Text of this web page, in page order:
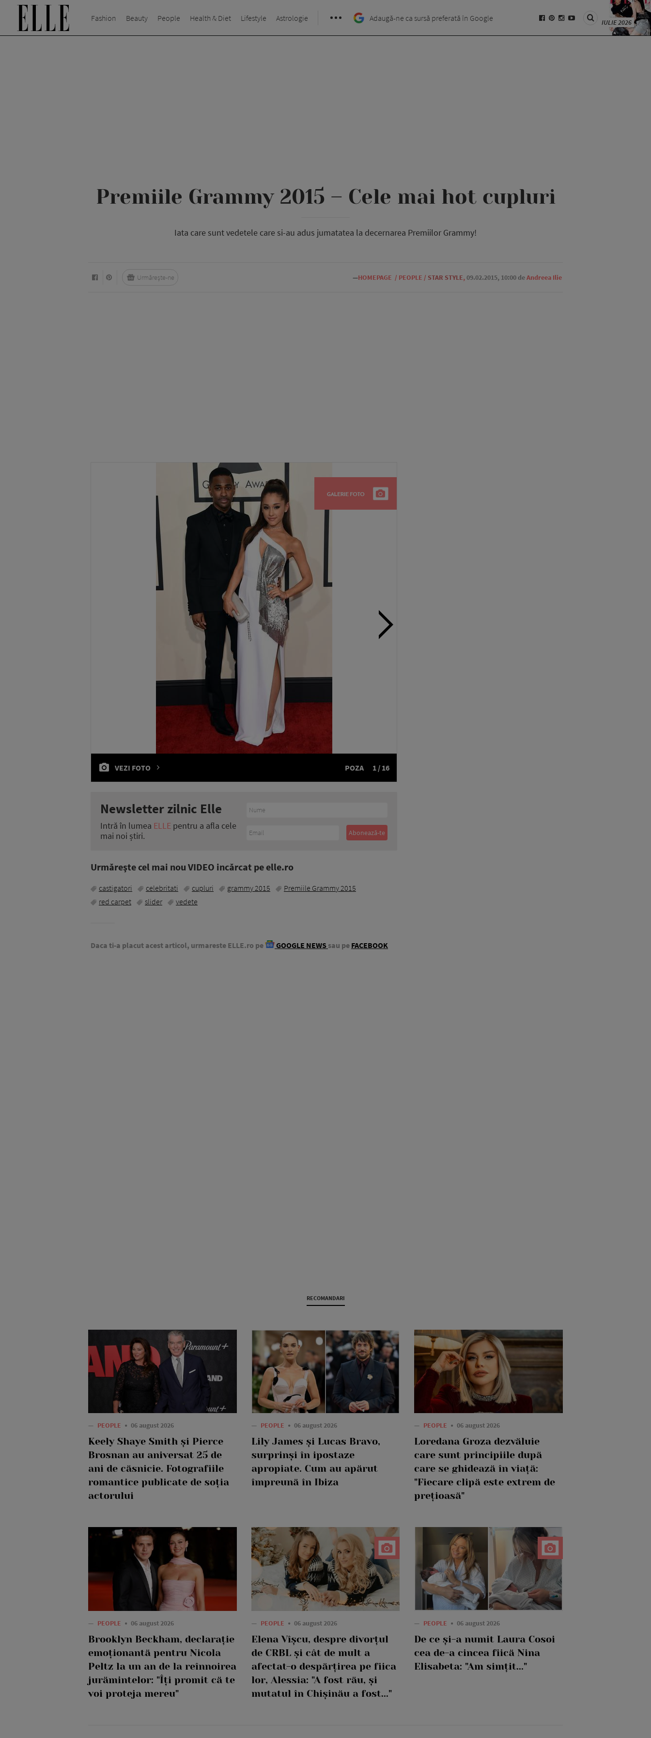
Fashion Beauty People Health & Diet Lifestyle Astrologie Adaugă-ne ca sursă preferată în Google IULIE 2026
Premiile Grammy 2015 – Cele mai hot cupluri
Iata care sunt vedetele care si-au adus jumatatea la decernarea Premiilor Grammy!
—HOMEPAGE / PEOPLE / STAR STYLE,09.02.2015, 10:00 deAndreea Ilie
Urmărește-ne
VEZI FOTO POZA 1 / 16
Newsletter zilnic Elle
Intră în lumea ELLE pentru a afla cele
mai noi știri.
Urmăreşte cel mai nou VIDEO incărcat pe elle.ro
castigatori celebritati cupluri grammy 2015
Premiile Grammy 2015
red carpet
slider vedete
Daca ti-a placut acest articol, urmareste ELLE.ro pe GOOGLE NEWS sau pe FACEBOOK
RECOMANDARI
— PEOPLE 06 august 2026
Keely Shaye Smith și Pierce
Brosnan au aniversat 25 de
ani de căsnicie. Fotografiile
romantice publicate de soția
actorului
— PEOPLE 06 august 2026
Lily James și Lucas Bravo,
surprinși în ipostaze
apropiate. Cum au apărut
împreună în Ibiza
— PEOPLE 06 august 2026
Loredana Groza dezvăluie
care sunt principiile după
care se ghidează în viață:
"Fiecare clipă este extrem de
prețioasă"
— PEOPLE 06 august 2026
Brooklyn Beckham, declarație
emoționantă pentru Nicola
Peltz la un an de la reînnoirea
jurămintelor: "Îți promit că te
voi proteja mereu"
— PEOPLE 06 august 2026
Elena Vîșcu, despre divorțul
de CRBL și cât de mult a
afectat-o despărțirea pe fiica
lor, Alessia: "A fost rău, și
mutatul în Chișinău a fost..."
— PEOPLE 06 august 2026
De ce și-a numit Laura Cosoi
cea de-a cincea fiică Nina
Elisabeta: "Am simțit..."